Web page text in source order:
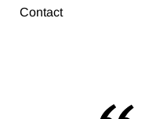
Contact